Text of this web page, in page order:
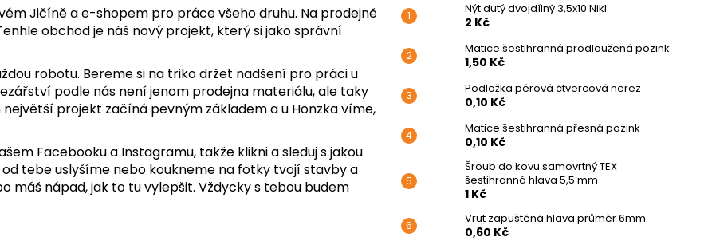
Jičíně a e-shopem pro práce všeho druhu. Na prodejně
obchod je náš nový projekt, který si jako správní
robotu. Bereme si na triko držet nadšení pro práci u
podle nás není jenom prodejna materiálu, ale taky
projekt začíná pevným základem a u Honzka víme,
Facebooku a Instagramu, takže klikni a sleduj s jakou
tebe uslyšíme nebo koukneme na fotky tvojí stavby a
máš nápad, jak to tu vylepšit. Vždycky s tebou budem
Nýt dutý dvojdílný 3,5x10 Nikl
2 Kč
Matice šestihranná prodloužená pozink
1,50 Kč
Podložka pérová čtvercová nerez
0,10 Kč
Matice šestihranná přesná pozink
0,10 Kč
Šroub do kovu samovrtný TEX
šestihranná hlava 5,5 mm
1 Kč
Vrut zapuštěná hlava průměr 6mm
0,60 Kč